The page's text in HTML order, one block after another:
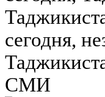
сегодня,
СМИ